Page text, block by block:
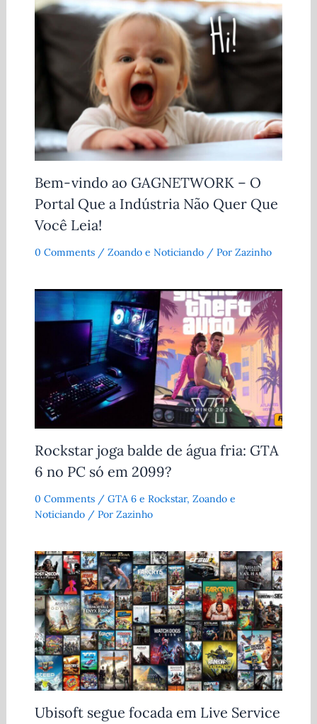
Bem-vindo ao GAGNETWORK – O
Portal Que a Indústria Não Quer Que
Você Leia!
0 Comments / Zoando e Noticiando/ Por Zazinho
Rockstar joga balde de água fria: GTA
6 no PC só em 2099?
0 Comments / GTA 6 e Rockstar, Zoando e
Noticiando/ Por Zazinho
Ubisoft segue focada em Live Service